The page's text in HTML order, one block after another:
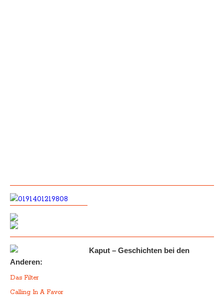
Kaput – Geschichten bei den
Anderen:
Das Filter
Calling In A Favor